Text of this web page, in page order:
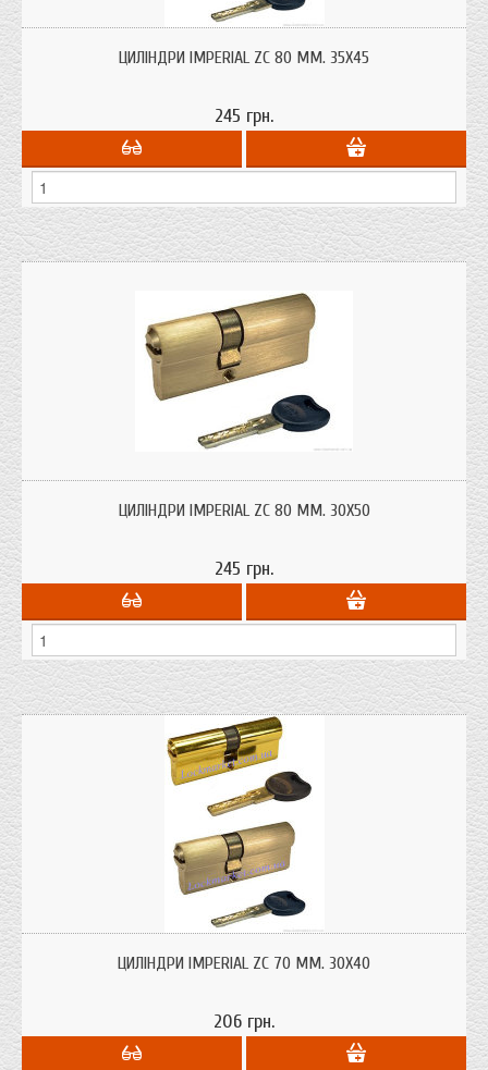
профільним ключем. Бюджетний варіант циліндра ціна якість
ЦИЛІНДРИ IMPERIAL ZC 80 ММ. 35Х45
245 грн.
профільним ключем. Бюджетний варіант циліндра ціна якість
ЦИЛІНДРИ IMPERIAL ZC 80 ММ. 30Х50
245 грн.
профільним ключем. Бюджетний варіант циліндра ціна якість
ЦИЛІНДРИ IMPERIAL ZC 70 ММ. 30Х40
206 грн.